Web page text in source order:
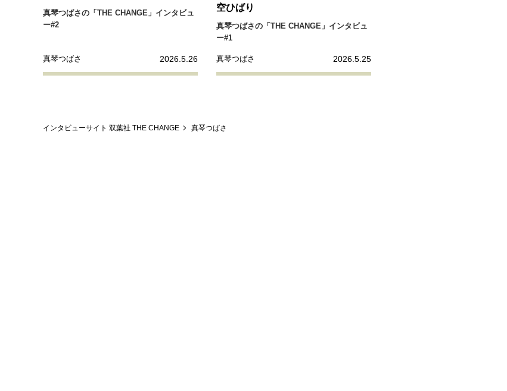
病が教えてくれたこと
移住という選択
私を彩るエッセンス
60代のネクストステージ
真琴つばさの「THE CHANGE」インタビュ
ー#2
真琴つばさ 2026.5.26
空ひばり
真琴つばさの「THE CHANGE」インタビュ
ー#1
真琴つばさ 2026.5.25
インタビューサイト 双葉社 THE CHANGE 真琴つばさ